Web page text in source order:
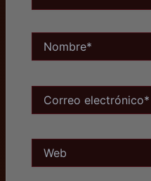
electrónico*